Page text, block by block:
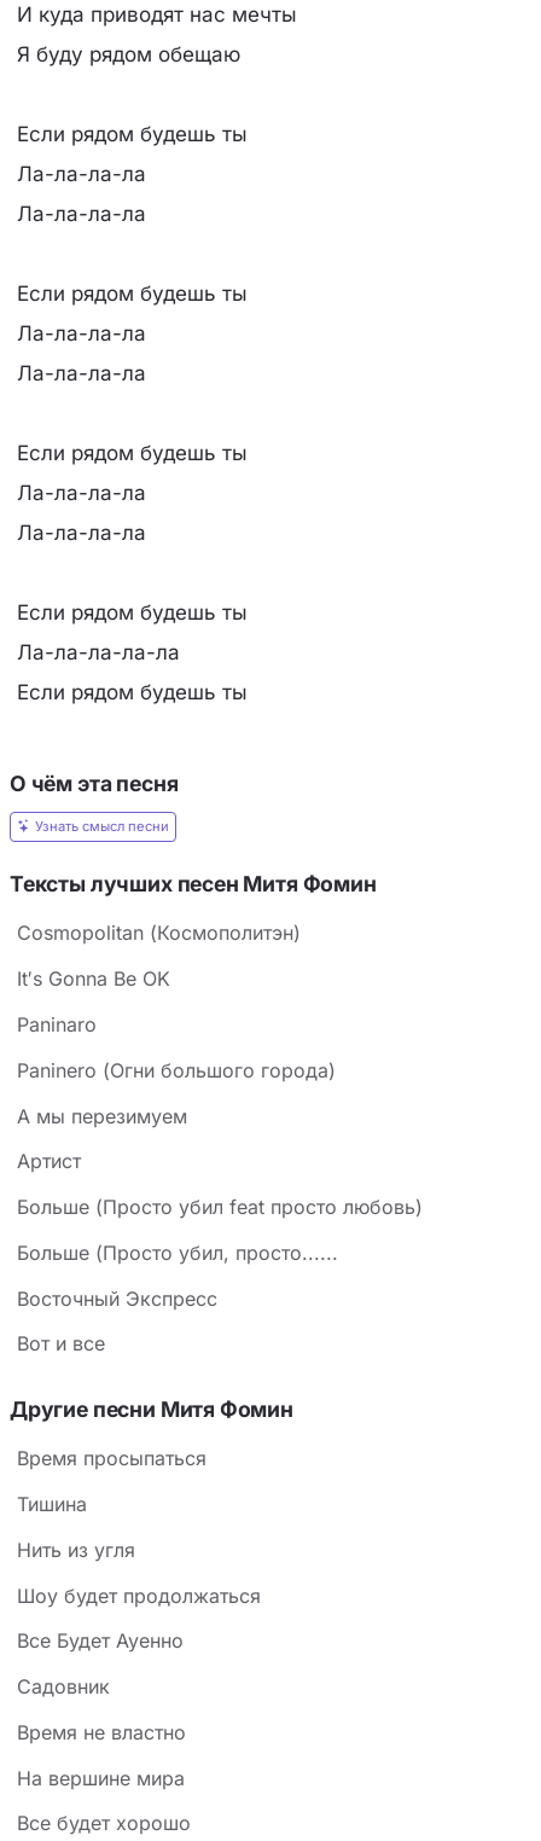
И куда приводят нас мечты
Я буду рядом обещаю
Если рядом будешь ты
Ла-ла-ла-ла
Ла-ла-ла-ла
Если рядом будешь ты
Ла-ла-ла-ла
Ла-ла-ла-ла
Если рядом будешь ты
Ла-ла-ла-ла
Ла-ла-ла-ла
Если рядом будешь ты
Ла-ла-ла-ла-ла
Если рядом будешь ты
О чём эта песня
Узнать смысл песни
Тексты лучших песен Митя Фомин
Cosmopolitan (Космополитэн)
It′s Gonna Be OK
Paninaro
Paninero (Огни большого города)
А мы перезимуем
Артист
Больше (Просто убил feat просто любовь)
Больше (Просто убил, просто......
Восточный Экспресс
Вот и все
Другие песни Митя Фомин
Время просыпаться
Тишина
Нить из угля
Шоу будет продолжаться
Все Будет Ауенно
Садовник
Время не властно
На вершине мира
Все будет хорошо